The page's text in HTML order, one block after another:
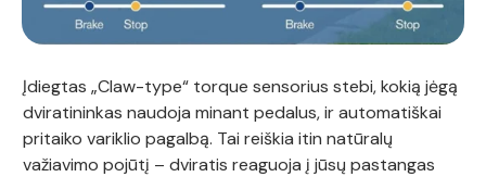
Įdiegtas „Claw-type“ torque sensorius stebi, kokią jėgą
dviratininkas naudoja minant pedalus, ir automatiškai
pritaiko variklio pagalbą. Tai reiškia itin natūralų
važiavimo pojūtį – dviratis reaguoja į jūsų pastangas